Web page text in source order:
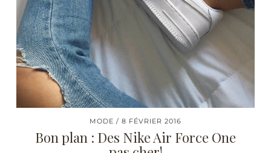
MODE 8 FÉVRIER 2016
Bon plan : Des Nike Air Force One